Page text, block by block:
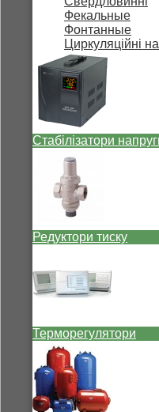
Фекальные
Фонтанные
Циркуляційні
Стабілізатори
Редуктори тиску
Терморегулятори